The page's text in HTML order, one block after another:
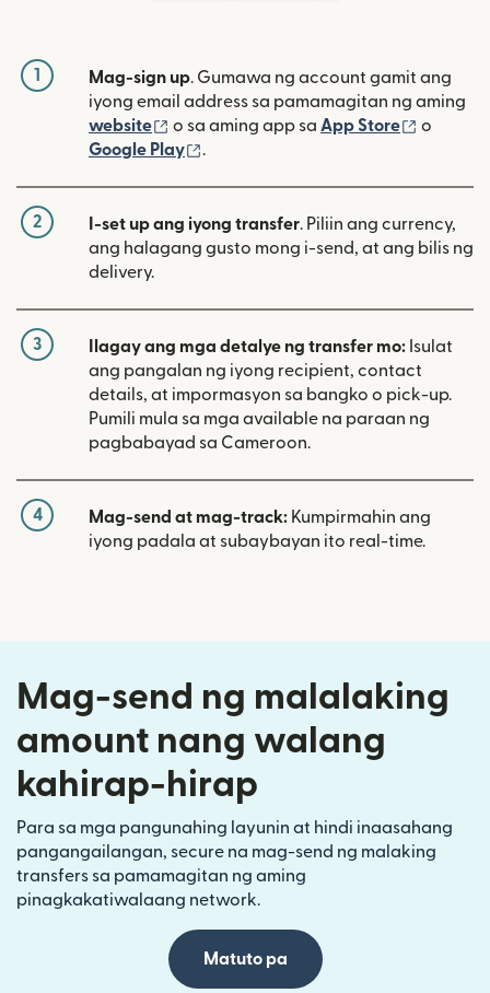
1 Mag-sign up. Gumawa ng account gamit ang
iyong email address sa pamamagitan ng aming
website
(bubukas sa bagong window)
o sa aming app sa App Store
o
Google Play
.
2 I-set up ang iyong transfer. Piliin ang currency,
ang halagang gusto mong i-send, at ang bilis ng
delivery.
3 Ilagay ang mga detalye ng transfer mo: Isulat
ang pangalan ng iyong recipient, contact
details, at impormasyon sa bangko o pick-up.
Pumili mula sa mga available na paraan ng
pagbabayad sa Cameroon.
4 Mag-send at mag-track: Kumpirmahin ang
iyong padala at subaybayan ito real-time.
Mag-send ng malalaking
amount nang walang
kahirap-hirap
Para sa mga pangunahing layunin at hindi inaasahang
pangangailangan, secure na mag-send ng malaking
transfers sa pamamagitan ng aming
pinagkakatiwalaang network.
Matuto pa